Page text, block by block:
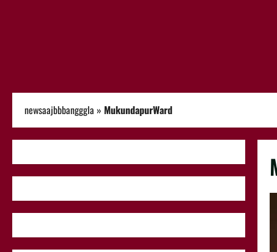
newsaajbbbangggla » MukundapurWard